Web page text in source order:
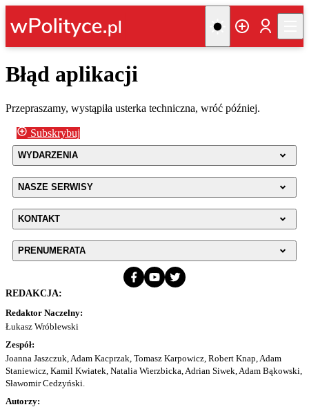
Błąd aplikacji
Przepraszamy, wystąpiła usterka techniczna, wróć później.
Subskrybuj
WYDARZENIA
NASZE SERWISY
KONTAKT
PRENUMERATA
REDAKCJA:
Redaktor Naczelny:
Łukasz Wróblewski
Zespół:
Joanna Jaszczuk, Adam Kacprzak, Tomasz Karpowicz, Robert Knap, Adam
Staniewicz, Kamil Kwiatek, Natalia Wierzbicka, Adrian Siwek, Adam Bąkowski,
Sławomir Cedzyński.
Autorzy: